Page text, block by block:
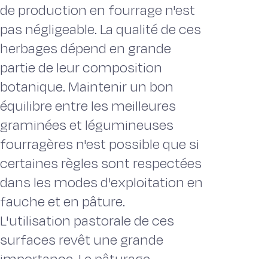
de production en fourrage n'est
pas négligeable. La qualité de ces
herbages dépend en grande
partie de leur composition
botanique. Maintenir un bon
équilibre entre les meilleures
graminées et légumineuses
fourragères n'est possible que si
certaines règles sont respectées
dans les modes d'exploitation en
fauche et en pâture.
L'utilisation pastorale de ces
surfaces revêt une grande